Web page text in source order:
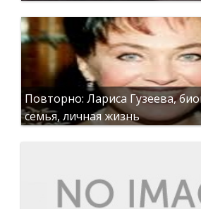
Повторно: Лариса Гузеева,
семья, личная жизнь